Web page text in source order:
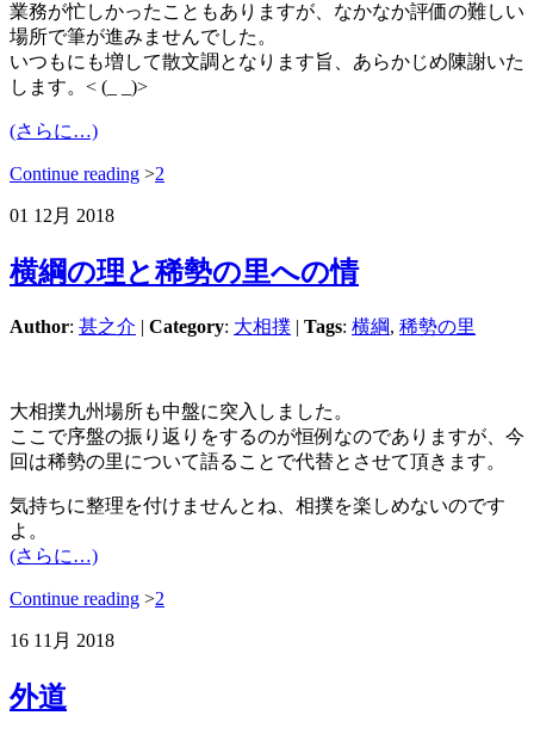
業務が忙しかったこともありますが、なかなか評価の難しい
場所で筆が進みませんでした。
いつもにも増して散文調となります旨、あらかじめ陳謝いた
します。< (_ _)>
(さらに…)
Continue reading >2
01 12月 2018
横綱の理と稀勢の里への情
Author: 甚之介 | Category: 大相撲 | Tags: 横綱, 稀勢の里
大相撲九州場所も中盤に突入しました。
ここで序盤の振り返りをするのが恒例なのでありますが、今
回は稀勢の里について語ることで代替とさせて頂きます。
気持ちに整理を付けませんとね、相撲を楽しめないのです
よ。
(さらに…)
Continue reading >2
16 11月 2018
外道